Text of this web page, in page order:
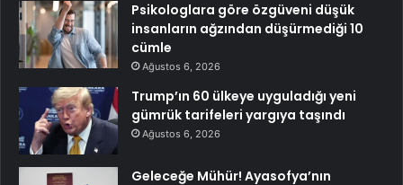
Psikologlara göre özgüveni düşük
insanların ağzından düşürmediği 10
cümle
Ağustos 6, 2026
Trump’ın 60 ülkeye uyguladığı yeni
gümrük tarifeleri yargıya taşındı
Ağustos 6, 2026
Geleceğe Mühür! Ayasofya’nın